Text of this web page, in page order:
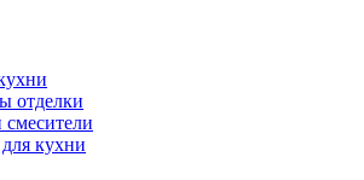
отделки
кухни